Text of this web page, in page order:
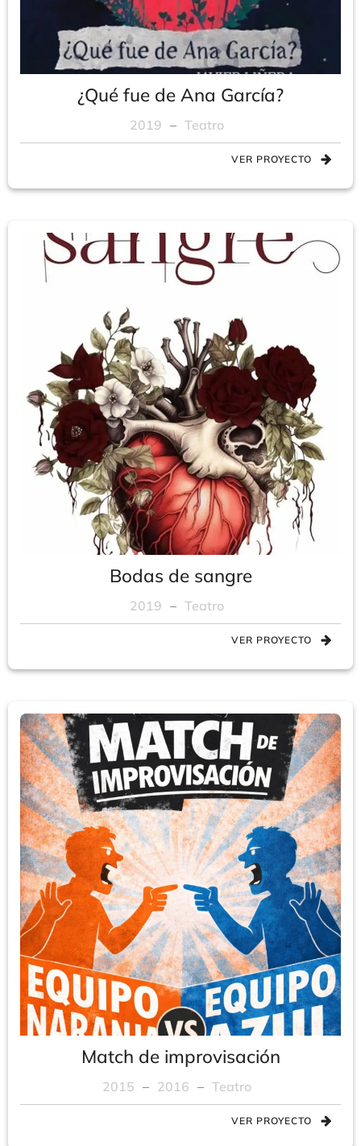
¿Qué fue de Ana García?
2019 – Teatro
VER PROYECTO
Bodas de sangre
2019 – Teatro
VER PROYECTO
Match de improvisación
2015 – 2016 – Teatro
VER PROYECTO